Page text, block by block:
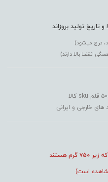
تاریخ تولید بروزاند
درج میشود)
انقضا بالا دارند)
خارجی و ایرانی
گرم هستند
است)